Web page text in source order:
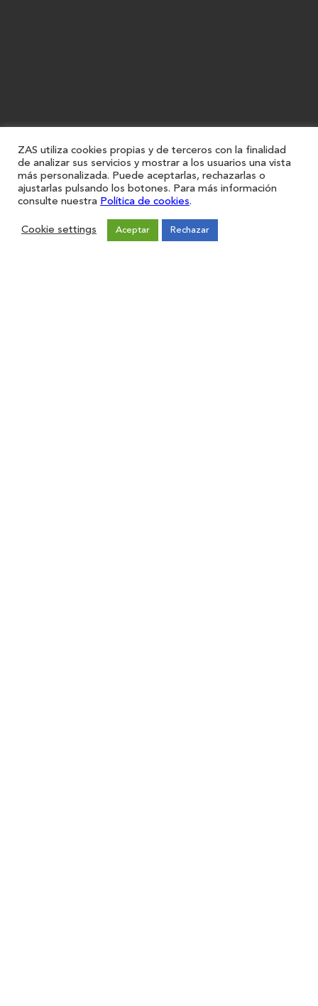
ZAS utiliza cookies propias y de terceros con la finalidad
de analizar sus servicios y mostrar a los usuarios una vista
más personalizada. Puede aceptarlas, rechazarlas o
ajustarlas pulsando los botones. Para más información
consulte nuestra Política de cookies.
Cookie settings Aceptar Rechazar